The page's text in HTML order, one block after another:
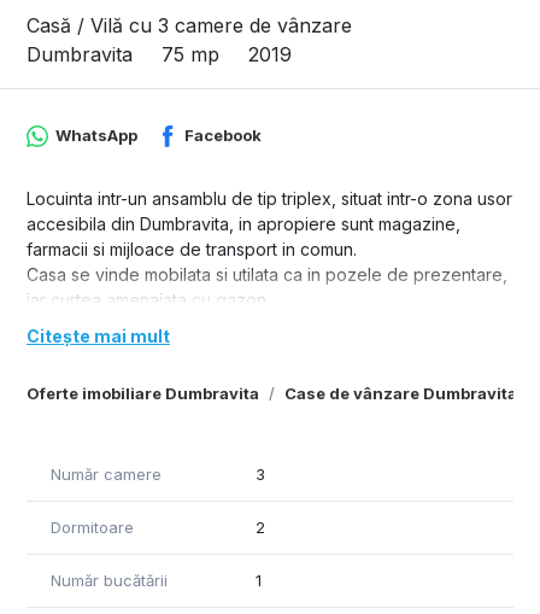
Casă / Vilă cu 3 camere de vânzare
Dumbravita
75 mp 2019
Oferte imobiliare Dumbravita Case de vânzare Dumbravita
WhatsApp Facebook
Locuinta intr-un ansamblu de tip triplex, situat intr-o zona usor
accesibila din Dumbravita, in apropiere sunt magazine,
farmacii si mijloace de transport in comun.
Casa se vinde mobilata si utilata ca in pozele de prezentare,
iar curtea amenajata cu gazon.
Compartimentare:
Parter- hol intrare, living cu bucataria open-space cu iesire
Etaj- hol de nivel, 2 dormitoare, un balcon si o baie cu cada.
beneficiaza si de doua aparate de aer conditionat de 12000
btu.
Citește mai mult
Număr camere 3
Dormitoare 2
Număr bucătării 1